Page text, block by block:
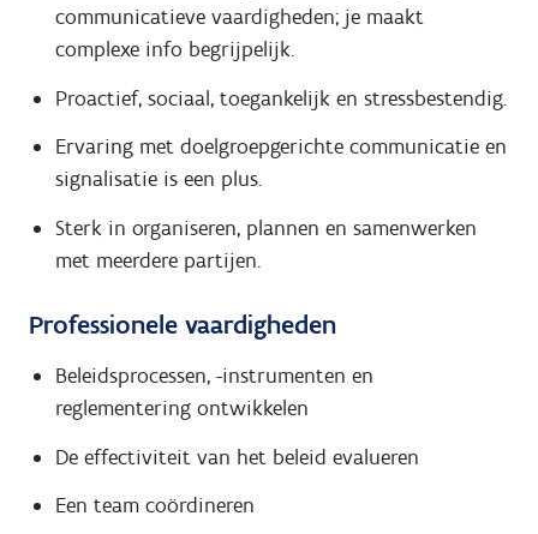
communicatieve vaardigheden; je maakt
complexe info begrijpelijk.
Proactief, sociaal, toegankelijk en stressbestendig.
Ervaring met doelgroepgerichte communicatie en
signalisatie is een plus.
Sterk in organiseren, plannen en samenwerken
met meerdere partijen.
Professionele vaardigheden
Beleidsprocessen, -instrumenten en
reglementering ontwikkelen
De effectiviteit van het beleid evalueren
Een team coördineren